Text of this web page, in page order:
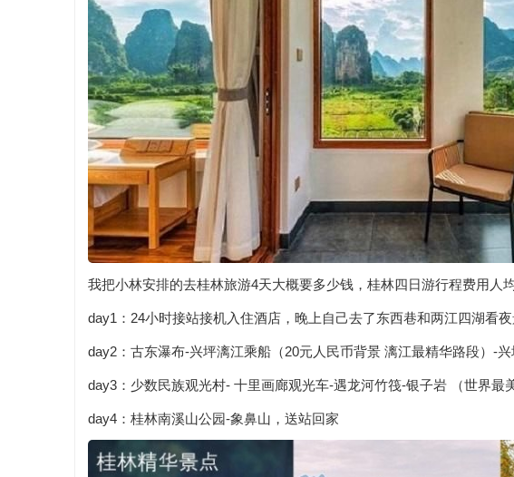
我把小林安排的去桂林旅游4天大概要多少钱，桂林四日游行程费用人
day1：24小时接站接机入住酒店，晚上自己去了东西巷和两江四湖看
day2：古东瀑布-兴坪漓江乘船（20元人民币背景 漓江最精华路段）-
day3：少数民族观光村- 十里画廊观光车-遇龙河竹筏-银子岩 （世界最
day4：桂林南溪山公园-象鼻山，送站回家